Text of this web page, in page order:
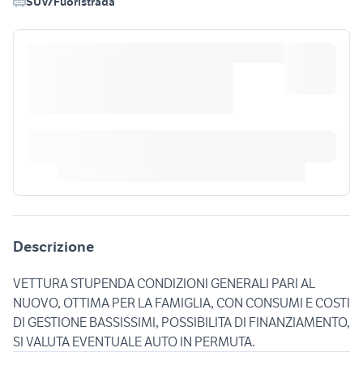
Descrizione
VETTURA STUPENDA CONDIZIONI GENERALI PARI AL
NUOVO, OTTIMA PER LA FAMIGLIA, CON CONSUMI E COSTI
DI GESTIONE BASSISSIMI, POSSIBILITA DI FINANZIAMENTO,